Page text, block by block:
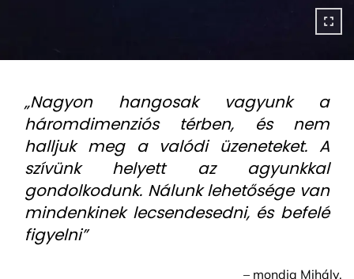
„Nagyon hangosak vagyunk a
háromdimenziós térben, és nem
halljuk meg a valódi üzeneteket. A
szívünk helyett az agyunkkal
gondolkodunk. Nálunk lehetősége van
mindenkinek lecsendesedni, és befelé
figyelni”
– mondja Mihály.